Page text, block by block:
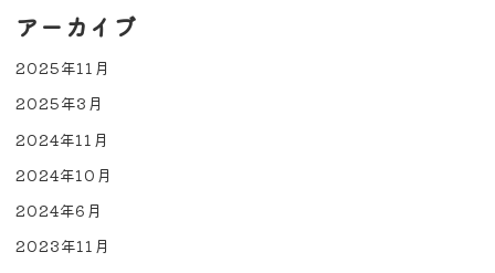
アーカイブ
2025年11月
2025年3月
2024年11月
2024年10月
2024年6月
2023年11月